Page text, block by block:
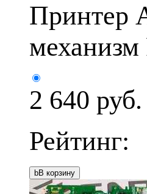
Принтер
2 640 руб.
Рейтинг:
bВ корзину